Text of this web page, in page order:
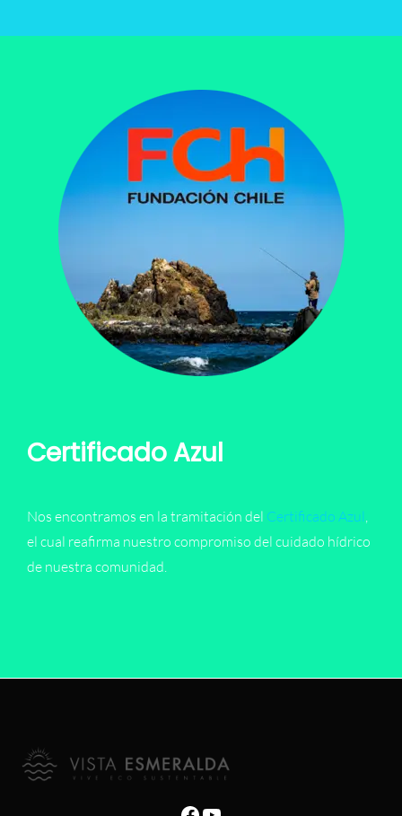
Certificado Azul
Nos encontramos en la tramitación del Certificado Azul,
el cual reafirma nuestro compromiso del cuidado hídrico
de nuestra comunidad.